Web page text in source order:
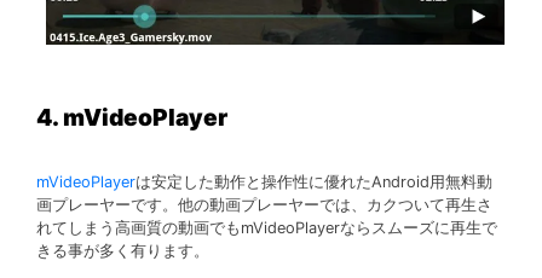
4. mVideoPlayer
mVideoPlayerは安定した動作と操作性に優れたAndroid用無料動
画プレーヤーです。他の動画プレーヤーでは、カクついて再生さ
れてしまう高画質の動画でもmVideoPlayerならスムーズに再生で
きる事が多く有ります。